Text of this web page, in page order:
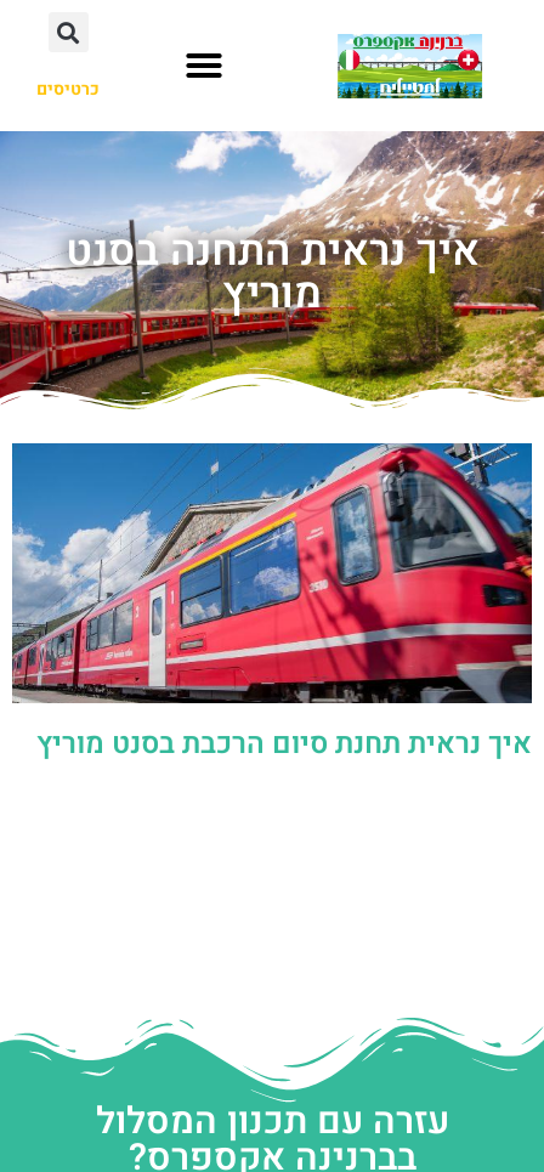
כרטיסים
איך נראית התחנה בסנט
מוריץ
איך נראית תחנת סיום הרכבת בסנט מוריץ
עזרה עם תכנון המסלול
בברנינה אקספרס?